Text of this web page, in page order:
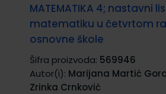
MATEMATIKA 4; nastavni
matematiku u četvrtom
osnovne škole
Šifra proizvoda: 569946
Autor(i): Marijana Martić
Zrinka Crnković